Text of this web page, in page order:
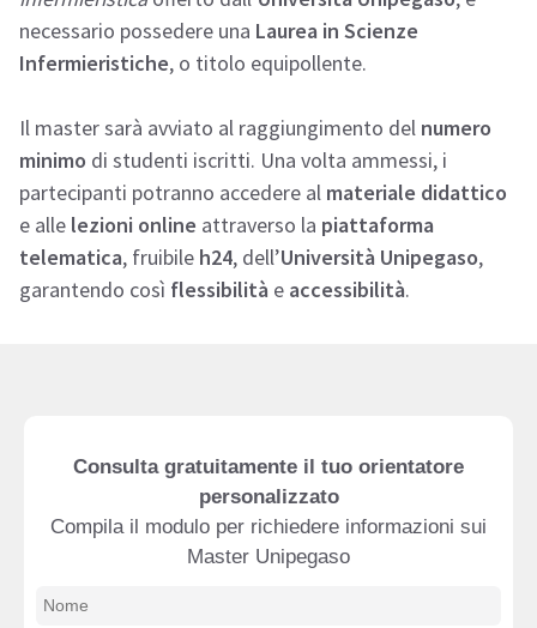
necessario possedere una Laurea in Scienze
Infermieristiche, o titolo equipollente.
Il master sarà avviato al raggiungimento del numero
minimo di studenti iscritti. Una volta ammessi, i
partecipanti potranno accedere al materiale didattico
e alle lezioni online attraverso la piattaforma
telematica, fruibile h24, dell’Università Unipegaso,
garantendo così flessibilità e accessibilità.
Consulta gratuitamente il tuo orientatore
personalizzato
Compila il modulo per richiedere informazioni sui
Master Unipegaso